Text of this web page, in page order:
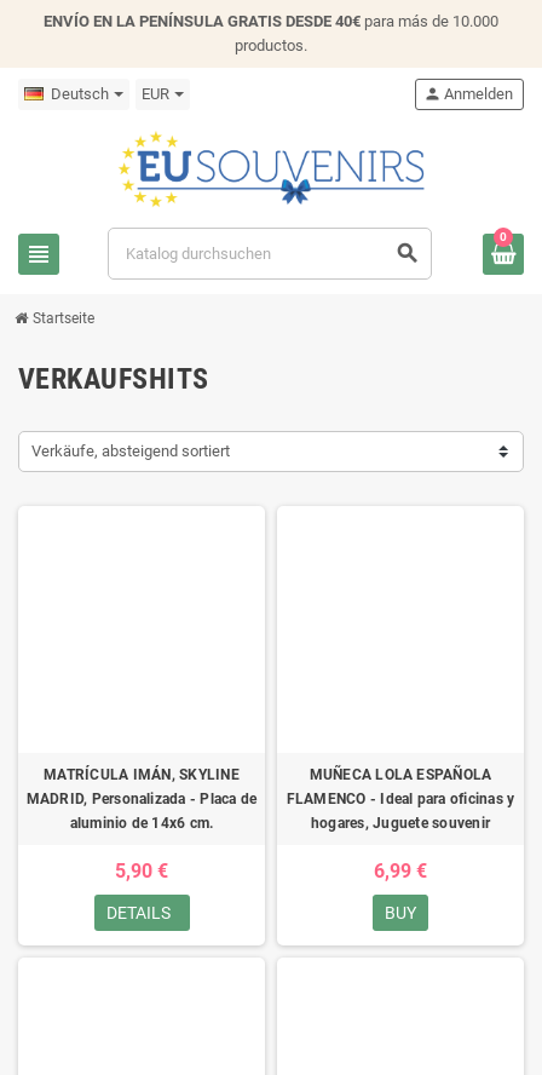
ENVÍO EN LA PENÍNSULA GRATIS DESDE 40€ para más de 10.000
productos.
Deutsch EUR
view_headline search
person Anmelden
0
Startseite
VERKAUFSHITS
Verkäufe, absteigend sortiert
MATRÍCULA IMÁN, SKYLINE
MADRID, Personalizada - Placa de
aluminio de 14x6 cm.
5,90 €
DETAILS
MUÑECA LOLA ESPAÑOLA
FLAMENCO - Ideal para oficinas y
hogares, Juguete souvenir
6,99 €
BUY